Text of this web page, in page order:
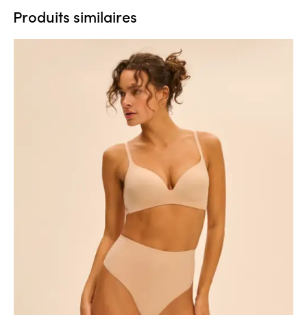
Produits similaires